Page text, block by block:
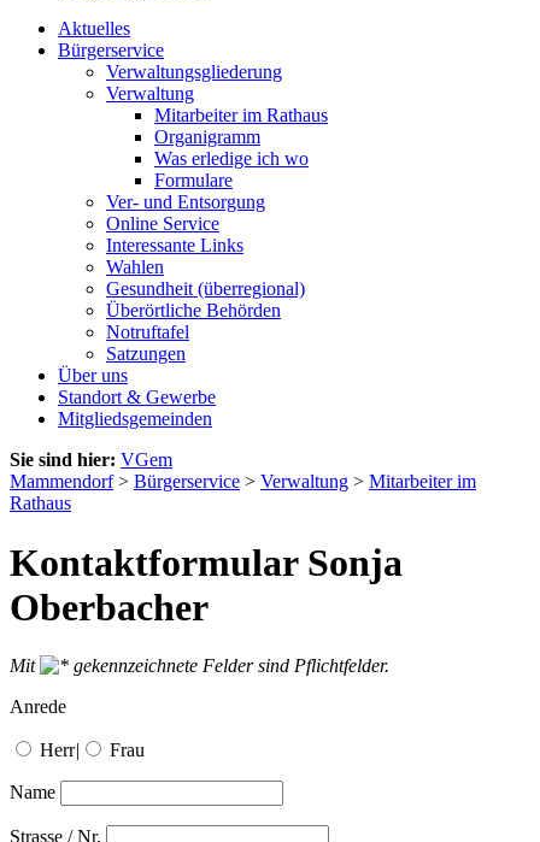
Aktuelles
Bürgerservice
Verwaltungsgliederung
Verwaltung
Mitarbeiter im Rathaus
Organigramm
Was erledige ich wo
Formulare
Ver- und Entsorgung
Online Service
Interessante Links
Wahlen
Gesundheit (überregional)
Überörtliche Behörden
Notruftafel
Satzungen
Über uns
Standort & Gewerbe
Mitgliedsgemeinden
Sie sind hier: VGem
Mammendorf> Bürgerservice > Verwaltung > Mitarbeiter im
Rathaus
Kontaktformular Sonja
Oberbacher
Mit
gekennzeichnete Felder sind Pflichtfelder.
Anrede
Herr| Frau
Name
Strasse / Nr.